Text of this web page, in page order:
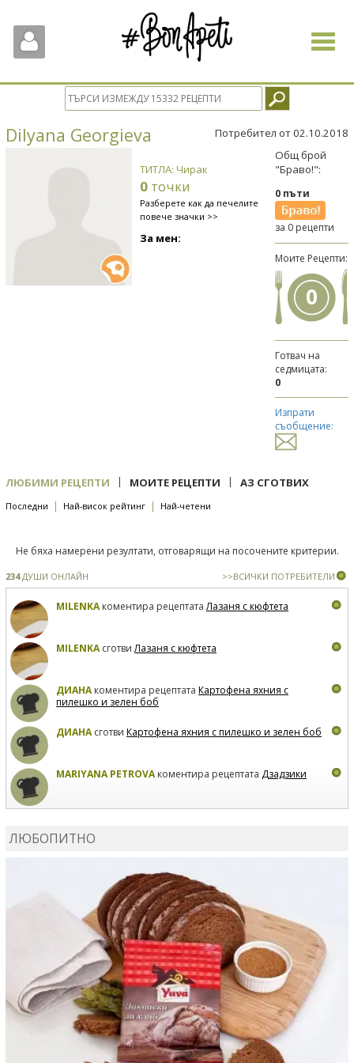
Toggle
Dilyana Georgieva Потребител от 02.10.2018
ТИТЛА: Чирак
0 точки
Разберете как да печелите
повече значки >>
За мен:
Общ брой
"Браво!":
0 пъти
за 0 рецепти
Моите Рецепти:
0
Готвач на
седмицата:
0
Изпрати
съобщение:
ЛЮБИМИ РЕЦЕПТИ | МОИТЕ РЕЦЕПТИ | АЗ СГОТВИХ
Последни | Най-висок рейтинг | Най-четени
Не бяха намерени резултати, отговарящи на посочените критерии.
234ДУШИ ОНЛАЙН >>ВСИЧКИ ПОТРЕБИТЕЛИ
MILENKAкоментира рецептатаЛазаня с кюфтета
MILENKAсготвиЛазаня с кюфтета
ДИАНАкоментира рецептата Картофена яхния с
пилешко и зелен боб
ДИАНАсготви Картофена яхния с пилешко и зелен боб
MARIYANA PETROVAкоментира рецептата Дзадзики
ЛЮБОПИТНО